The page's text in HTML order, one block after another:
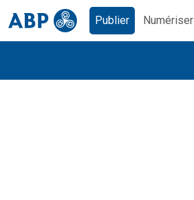
Publier Numériser